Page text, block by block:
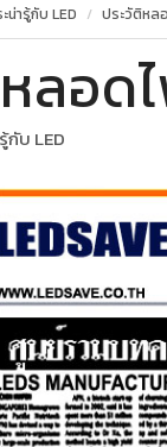
น่ารู้กับ LED ประวัติหล
ลอด
กับ LED